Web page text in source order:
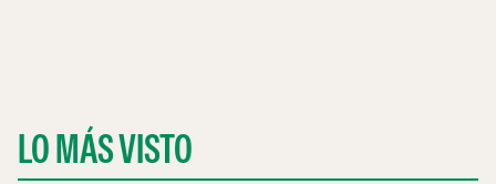
LO MÁS VISTO